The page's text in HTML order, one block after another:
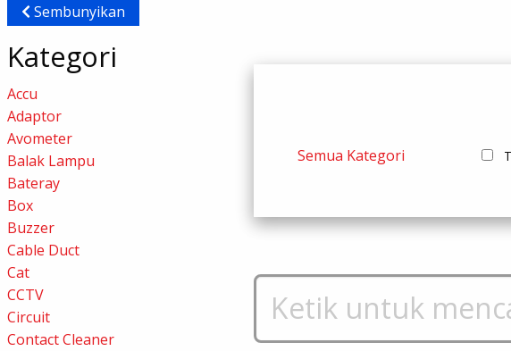
Sembunyikan
Kategori
Accu
Adaptor
Avometer
Balak Lampu
Bateray
Box
Buzzer
Cable Duct
Cat
CCTV
Circuit
Contact Cleaner
Semua Kategori